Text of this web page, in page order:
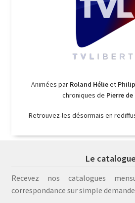
Animées par Roland Hélieet
chroniques de Pierre
Retrouvez-les désormais en
Le catalogue
Recevez nos catalogues
correspondance sur simple